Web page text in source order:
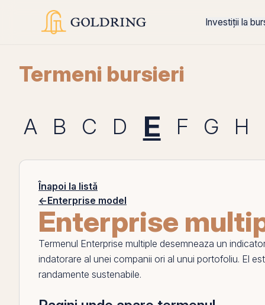
Investiții la
Termeni bursieri
A B C D E F G H
Înapoi la listă
←Enterprise model
Enterprise
Termenul Enterprise multiple desemneaza un
indatorare al unei companii ori al unui portofoliu. El
randamente sustenabile.